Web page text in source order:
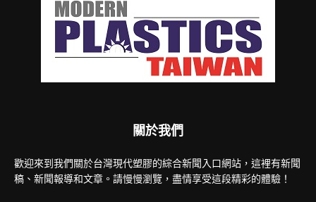
關於我們
歡迎來到我們關於台灣現代塑膠的綜合新聞入口網站，這裡有新聞
稿、新聞報導和文章。請慢慢瀏覽，盡情享受這段精彩的體驗！